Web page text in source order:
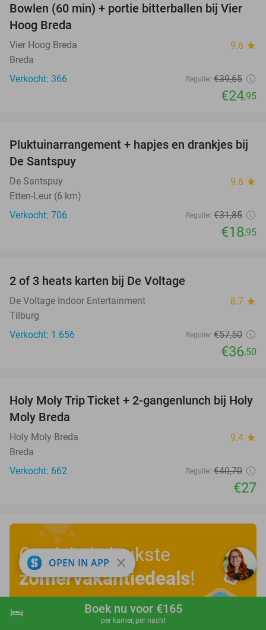
shopping_cart Boek nu
hotel Boek nu voor €165
per kamer, per nacht
37%
Bowlen (60 min) + portie bitterballen bij Vier
Hoog Breda
Vier Hoog Breda 9.6 star
Breda
Verkocht: 366
Regulier €39,65
€24,95
41%
Pluktuinarrangement + hapjes en drankjes bij
De Santspuy
De Santspuy 9.6 star
Etten-Leur (6 km)
Verkocht: 706
Regulier €31,85
€18,95
2 of 3 heats karten bij De Voltage
De Voltage Indoor Entertainment 8.7 star
Tilburg
Verkocht: 1.656
Regulier €57,50
€36,50
34%
Holy Moly Trip Ticket + 2-gangenlunch bij Holy
Moly Breda
Holy Moly Breda 9.4 star
Breda
Verkocht: 662
Regulier €40,70
€27
Ontdek de leukste
zomervakantiedeals!
OPEN IN APP close